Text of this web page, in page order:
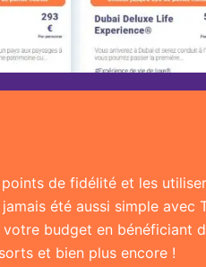
points de fidélité et les
jamais été aussi simple
budget en bénéficiant
et bien plus encore !